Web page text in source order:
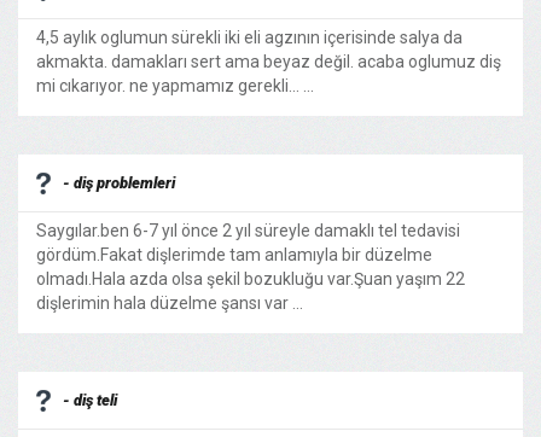
4,5 aylık oglumun sürekli iki eli agzının içerisinde salya da
akmakta. damakları sert ama beyaz değil. acaba oglumuz diş
mi cıkarıyor. ne yapmamız gerekli... ...
- diş problemleri
Saygılar.ben 6-7 yıl önce 2 yıl süreyle damaklı tel tedavisi
gördüm.Fakat dişlerimde tam anlamıyla bir düzelme
olmadı.Hala azda olsa şekil bozukluğu var.Şuan yaşım 22
dişlerimin hala düzelme şansı var ...
- diş teli